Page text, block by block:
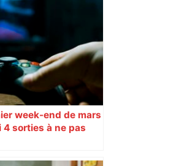
revient en juin à
31e édition –
week-end de mars
4 sorties à ne pas